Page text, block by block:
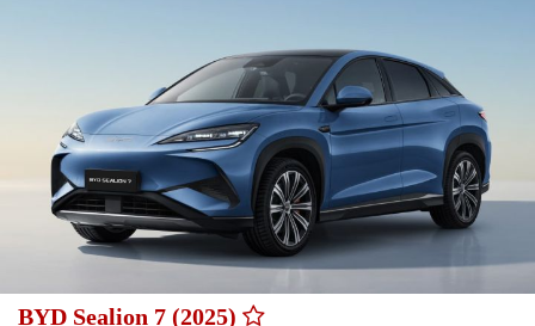
BYD Sealion 7 (2025)